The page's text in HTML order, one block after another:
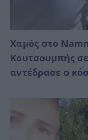
Χαμός στο
Κουτσουμπής
αντέδρασε ο